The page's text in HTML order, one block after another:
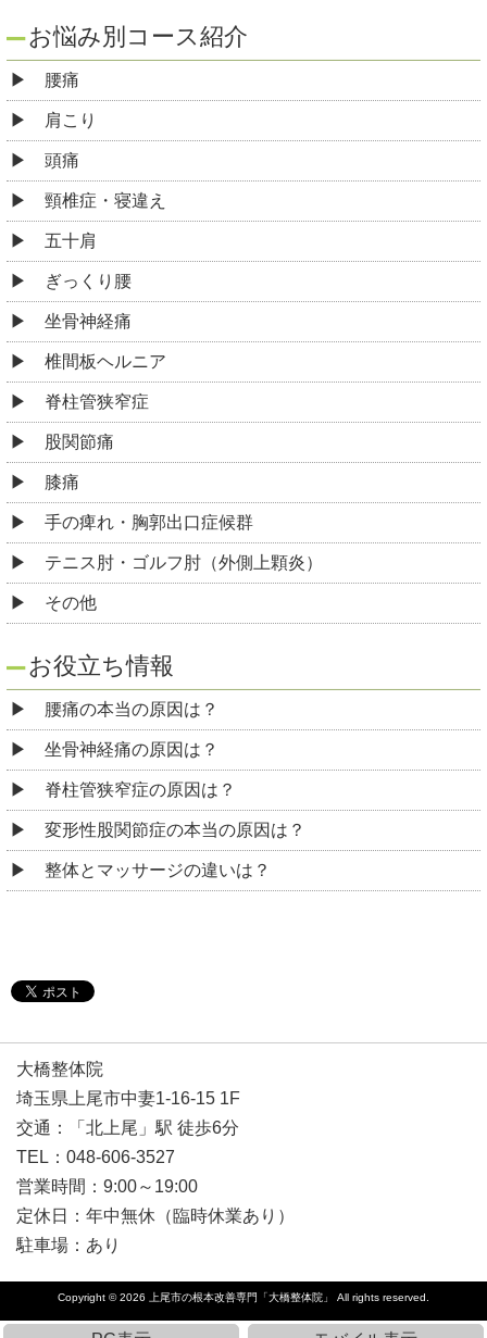
お悩み別コース紹介
腰痛
肩こり
頭痛
頸椎症・寝違え
五十肩
ぎっくり腰
坐骨神経痛
椎間板ヘルニア
脊柱管狭窄症
股関節痛
膝痛
手の痺れ・胸郭出口症候群
テニス肘・ゴルフ肘（外側上顆炎）
その他
お役立ち情報
腰痛の本当の原因は？
坐骨神経痛の原因は？
脊柱管狭窄症の原因は？
変形性股関節症の本当の原因は？
整体とマッサージの違いは？
大橋整体院
埼玉県上尾市中妻1-16-15 1F
交通：「北上尾」駅 徒歩6分
TEL：048-606-3527
営業時間：9:00～19:00
定休日：年中無休（臨時休業あり）
駐車場：あり
Copyright © 2026 上尾市の根本改善専門「大橋整体院」 All rights reserved.